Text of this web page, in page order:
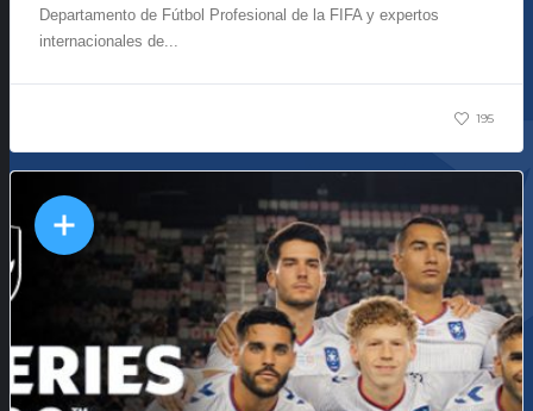
Departamento de Fútbol Profesional de la FIFA y expertos
internacionales de...
195